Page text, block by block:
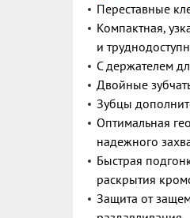
Переставные
Компактная,
и
С держателем
Двойные
Зубцы
Оптимальная
надежного
Быстрая
раскрытия
Защита от